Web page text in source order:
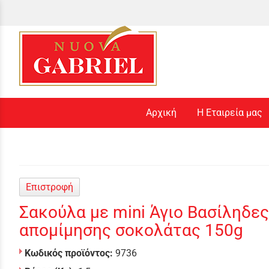
Αρχική Η Εταιρεία μας
Επιστροφή
Σακούλα με mini Άγιο
απομίμησης σοκολάτας 150g
Κωδικός προϊόντος: 9736